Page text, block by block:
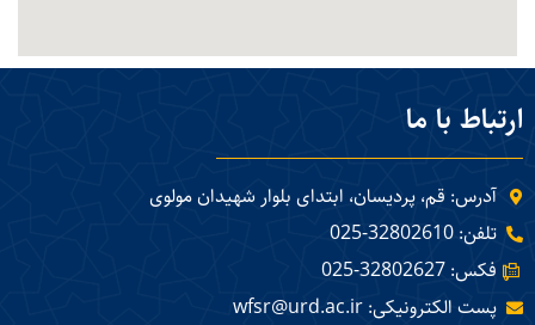
ارتباط با ما
آدرس: قم، پردیسان، ابتدای بلوار شهیدان مولوی
تلفن: 32802610-025
فکس: 32802627-025
پست الکترونیکی: wfsr@urd.ac.ir